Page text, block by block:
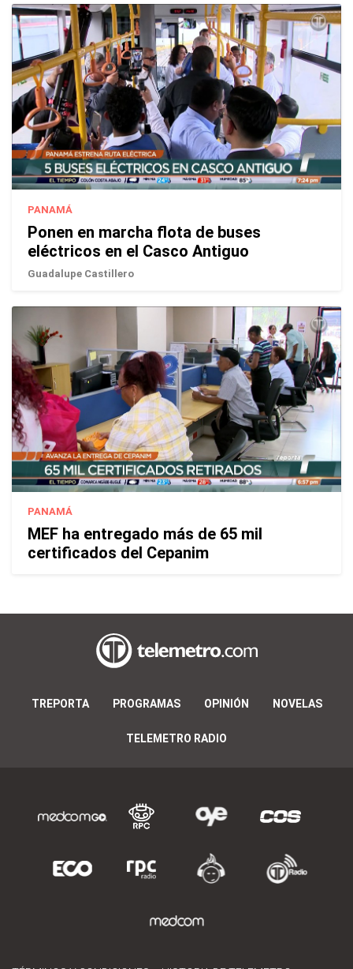
PANAMÁ
Ponen en marcha flota de buses
eléctricos en el Casco Antiguo
Guadalupe Castillero
PANAMÁ
MEF ha entregado más de 65 mil
certificados del Cepanim
TREPORTA PROGRAMAS OPINIÓN NOVELAS
TELEMETRO RADIO